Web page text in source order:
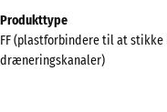
farverne?
Vis
farvepalette
Produkttype
FF (plastforbindere til at stikke
dræneringskanaler)